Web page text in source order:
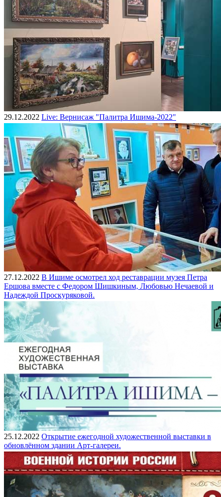
29.12.2022 Live: Вернисаж "Палитра Ишима-2022"
27.12.2022 В Ишиме осмотрел ход реставрации музея Петра
Ершова вместе с Федором Шишкиным, Любовью Нечаевой и
Надеждой Проскуряковой.
25.12.2022 Открытие ежегодной художественной выставки в
обновлённом здании Арт-галереи.